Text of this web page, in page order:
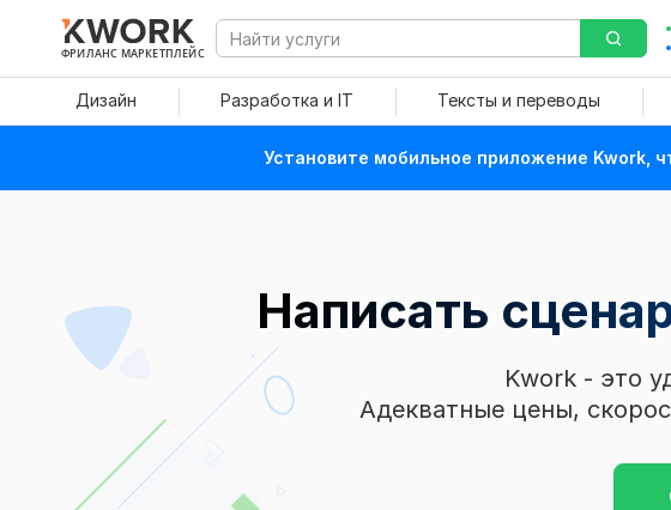
ФРИЛАНС МАРКЕТПЛЕЙС
Дизайн Разработка и IT Тексты и переводы
Установите мобильное приложение Kwork,
Написать
Kwork - это
Адекватные цены,